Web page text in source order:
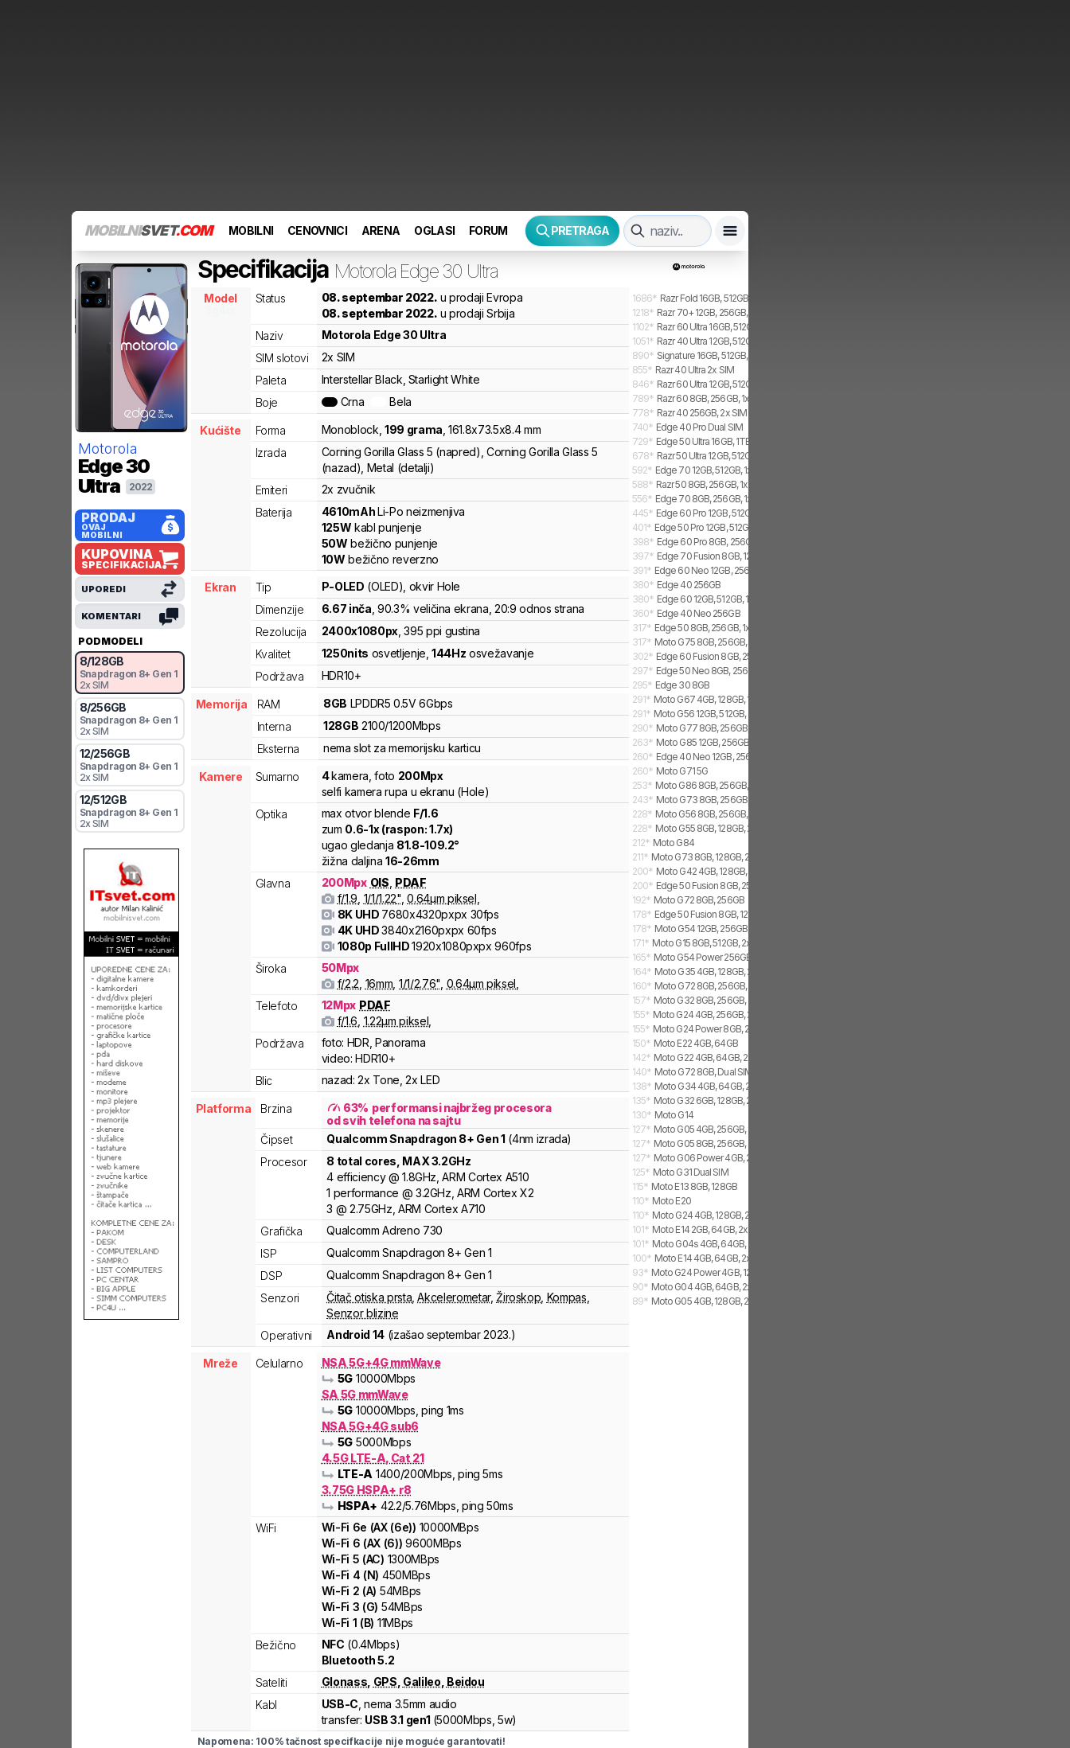
MOBILNISVET.COM MOBILNI CENOVNICI ARENA OGLASI FORUM PRETRAGA
Motorola
Edge 30
Ultra
2022
PRODAJ
OVAJ
MOBILNI
KUPOVINA
SPECIFIKACIJA
KOMENTARI
UPOREDI
PODMODELI
8/128GB
Snapdragon 8+ Gen 1
2x SIM
8/256GB
Snapdragon 8+ Gen 1
2x SIM
12/256GB
Snapdragon 8+ Gen 1
2x SIM
12/512GB
Snapdragon 8+ Gen 1
2x SIM
Specifikacija Motorola Edge 30 Ultra
Model
Status 08. septembar 2022. u prodaji Evropa
08. septembar 2022. u prodaji Srbija
Naziv
Motorola Edge 30 Ultra
SIM slotovi
2x SIM
Paleta
Interstellar Black, Starlight White
Boje
Crna Bela
Kućište Forma Monoblock ,199 grama ,161.8x73.5x8.4mm
Izrada
Corning Gorilla Glass 5 (napred), Corning Gorilla Glass 5
(nazad), Metal (detalji)
Emiteri
2x zvučnik
Baterija
4610mAhLi-Po neizmenjiva
125W kabl punjenje
50W bežično punjenje
10W bežično reverzno
Ekran Tip P-OLED (OLED) , okvir Hole
Dimenzije
6.67 inča , 90.3% veličina ekrana , 20:9 odnos strana
Rezolucija
2400x1080px ,395 ppi gustina
Kvalitet
1250nits osvetljenje 144Hz osvežavanje
Podržava
HDR10+
Memorija RAM 8GB LPDDR5 0.5V 6Gbps
Interna
128GB 2100/1200Mbps
Eksterna
nema slot za memorijsku karticu
Kamere Sumarno 4kamera foto 200Mpx
selfi kamera rupa u ekranu (Hole)
Optika
max otvor blende F/1.6
zum 0.6-1x (raspon:1.7x)
ugao gledanja 81.8-109.2°
žižna daljina 16-26mm
Glavna
200Mpx OIS PDAF
f/1.9 1/1/1.22" 0.64µm piksel
8K UHD 7680x4320pxpx 30fps
4K UHD 3840x2160pxpx 60fps
1080p FullHD1920x1080pxpx960fps
Široka
50Mpx
f/2.2 16mm 1/1/2.76" 0.64µm piksel
Telefoto
12Mpx PDAF
f/1.6 1.22µm piksel
Podržava
foto: HDR, Panorama
video: HDR10+
Blic
nazad: 2x Tone, 2x LED
Platforma Brzina 63% performansi najbržeg procesora
od svih telefona na sajtu
Čipset
QualcommSnapdragon 8+ Gen 1 (4nm izrada)
Procesor
8 total cores , MAX3.2GHz
4 efficiency @ 1.8GHz,ARM Cortex A510
1 performance @ 3.2GHz,ARM Cortex X2
3 @ 2.75GHz, ARM Cortex A710
Grafička
Qualcomm Adreno 730
ISP
Qualcomm Snapdragon 8+ Gen 1
DSP
Qualcomm Snapdragon 8+ Gen 1
Senzori
Čitač otiska prsta ,Akcelerometar,Žiroskop Kompas
Senzor blizine
Operativni
Android 14 (izašao septembar 2023.)
Mreže Celularno
NSA 5G+4G mmWave
5G 10000Mbps
SA 5G mmWave
5G 10000Mbps , ping 1ms
NSA 5G+4G sub6
5G 5000Mbps
4.5G LTE-A, Cat 21
LTE-A 1400/200Mbps , ping 5ms
3.75G HSPA+ r8
HSPA+ 42.2/5.76Mbps , ping 50ms
WiFi
Wi-Fi 6e (AX (6e)) 10000MBps
Wi-Fi 6 (AX (6)) 9600MBps
Wi-Fi 5 (AC) 1300MBps
Wi-Fi 4 (N) 450MBps
Wi-Fi 2 (A) 54MBps
Wi-Fi 3 (G) 54MBps
Wi-Fi 1 (B) 11MBps
Bežično
NFC (0.4Mbps)
Bluetooth 5.2
Sateliti
Glonass GPS Galileo Beidou
Kabl
USB-C , nema 3.5mm audio
transfer: USB 3.1 gen1 (5000Mbps, 5w)
Napomena: 100% tačnost specifkacije nije moguće garantovati!
1686* Razr Fold 16GB, 512GB, 2x SIM, 1x eSIM
1218* Razr 70+ 12GB, 256GB, 1x SIM, 1x eSIM
1102* Razr 60 Ultra 16GB, 512GB, 2x SIM
1051* Razr 40 Ultra 12GB, 512GB
890* Signature 16GB, 512GB, 1x SIM, 1x eSIM
855* Razr 40 Ultra 2x SIM
846* Razr 60 Ultra 12GB, 512GB, 2x SIM
789* Razr 60 8GB, 256GB, 1x SIM, 1x eSIM
778* Razr 40 256GB, 2x SIM
740* Edge 40 Pro Dual SIM
729* Edge 50 Ultra 16GB, 1TB, 1x SIM, 1x eSIM
678* Razr 50 Ultra 12GB, 512GB, 1x SIM, 1x eSIM
592* Edge 70 12GB, 512GB, 1x SIM, 1x eSIM
588* Razr 50 8GB, 256GB, 1x SIM, 1x eSIM
556* Edge 70 8GB, 256GB, 1x SIM, 1x eSIM
445* Edge 60 Pro 12GB, 512GB, 1x SIM, 1x eSIM
401* Edge 50 Pro 12GB, 512GB, 2x SIM
398* Edge 60 Pro 8GB, 256GB, 1x SIM, 1x eSIM
397* Edge 70 Fusion 8GB, 128GB, 1x SIM, 1x eSIM
391* Edge 60 Neo 12GB, 256GB, 1x SIM, 1x eSIM
380* Edge 40 256GB
380* Edge 60 12GB, 512GB, 1x SIM
360* Edge 40 Neo 256GB
317* Edge 50 8GB, 256GB, 1x SIM, 1x eSIM
317* Moto G75 8GB, 256GB, 2x SIM
302* Edge 60 Fusion 8GB, 256GB, 1x SIM, 1x eSIM
297* Edge 50 Neo 8GB, 256GB, 2x SIM
295* Edge 30 8GB
291* Moto G67 4GB, 128GB, 1x SIM, 1x eSIM
291* Moto G56 12GB, 512GB, 2x SIM
290* Moto G77 8GB, 256GB, 1x SIM, 1x eSIM
263* Moto G85 12GB, 256GB, 2x SIM
260* Edge 40 Neo 12GB, 256GB, 2x SIM
260* Moto G71 5G
253* Moto G86 8GB, 256GB, 2x SIM
243* Moto G73 8GB, 256GB, 2x SIM
228* Moto G56 8GB, 256GB, 1x SIM, 1x eSIM
228* Moto G55 8GB, 128GB, 2x SIM
212* Moto G84
211* Moto G73 8GB, 128GB, 2x SIM
200* Moto G42 4GB, 128GB, 2x SIM
200* Edge 50 Fusion 8GB, 256GB, 2x SIM
192* Moto G72 8GB, 256GB
178* Edge 50 Fusion 8GB, 128GB, 2x SIM
178* Moto G54 12GB, 256GB, 1x SIM, 1x eSIM
171* Moto G15 8GB, 512GB, 2x SIM
165* Moto G54 Power 256GB, 2x SIM
164* Moto G35 4GB, 128GB, 2x SIM
160* Moto G72 8GB, 256GB, 2x SIM
157* Moto G32 8GB, 256GB, 2x SIM
155* Moto G24 4GB, 256GB, 2x SIM
155* Moto G24 Power 8GB, 256GB, 2x SIM
150* Moto E22 4GB, 64GB
142* Moto G22 4GB, 64GB, 2x SIM
140* Moto G72 8GB, Dual SIM
138* Moto G34 4GB, 64GB, 2x SIM
135* Moto G32 6GB, 128GB, 2x SIM
130* Moto G14
127* Moto G05 4GB, 256GB, 2x SIM
127* Moto G05 8GB, 256GB, 2x SIM
127* Moto G06 Power 4GB, 256GB, 2x SIM
125* Moto G31 Dual SIM
115* Moto E13 8GB, 128GB
110* Moto E20
110* Moto G24 4GB, 128GB, 2x SIM
101* Moto E14 2GB, 64GB, 2x SIM
101* Moto G04s 4GB, 64GB, 2x SIM
100* Moto E14 4GB, 64GB, 2x SIM
93* Moto G24 Power 4GB, 128GB, 2x SIM
90* Moto G04 4GB, 64GB, 2x SIM
89* Moto G05 4GB, 128GB, 2x SIM